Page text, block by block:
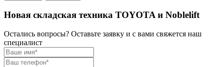
Новая складская техника TOYOTA и Noblelift
Остались вопросы? Оставьте заявку и с вами свяжется наш
специалист